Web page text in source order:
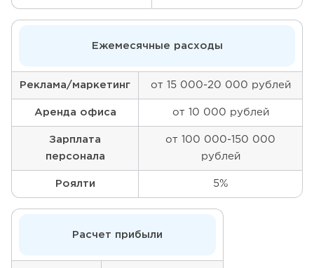
Ежемесячные расходы
Реклама/маркетинг от 15 000-20 000 рублей
Аренда офиса от 10 000 рублей
Зарплата
персонала
от 100 000-150 000
рублей
Роялти 5%
Расчет прибыли